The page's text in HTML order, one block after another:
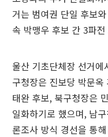
거는 범여권 단일 후보
속 박맹우 후보 간 3파
울산 기초단체장 선거
구청장은 진보당 박문
태완 후보, 북구청장은
일화하기로 했으며, 남
론조사 방식 경선을 통